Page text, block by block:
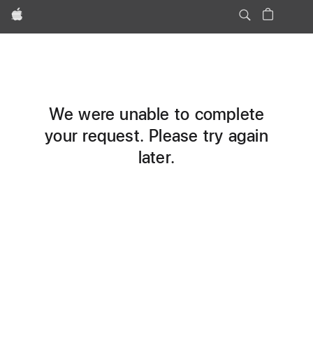
Apple
We were unable to complete
your request. Please try again
later.